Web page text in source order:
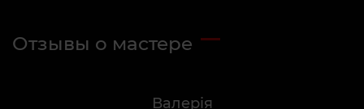
Отзывы о мастере
Валерія